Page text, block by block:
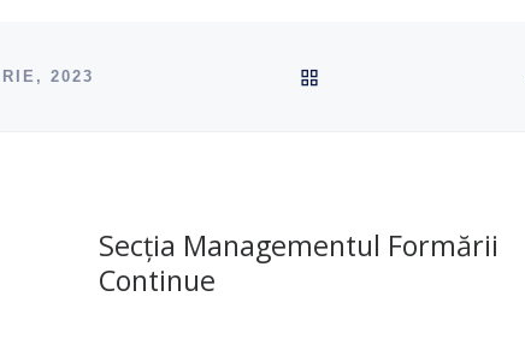
2023
Secția Managementul Formării
Continue